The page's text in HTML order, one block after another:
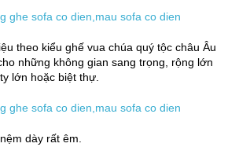
theo kiểu ghế vua chúa quý tộc châu Âu
những không gian sang trọng, rộng lớn
lớn hoặc biệt thự.
dày rất êm.